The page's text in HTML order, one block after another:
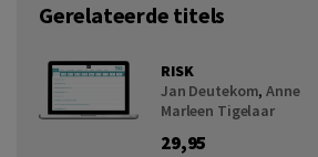
Gerelateerde titels
RISK
Jan Deutekom,Anne
Marleen Tigelaar
29,95